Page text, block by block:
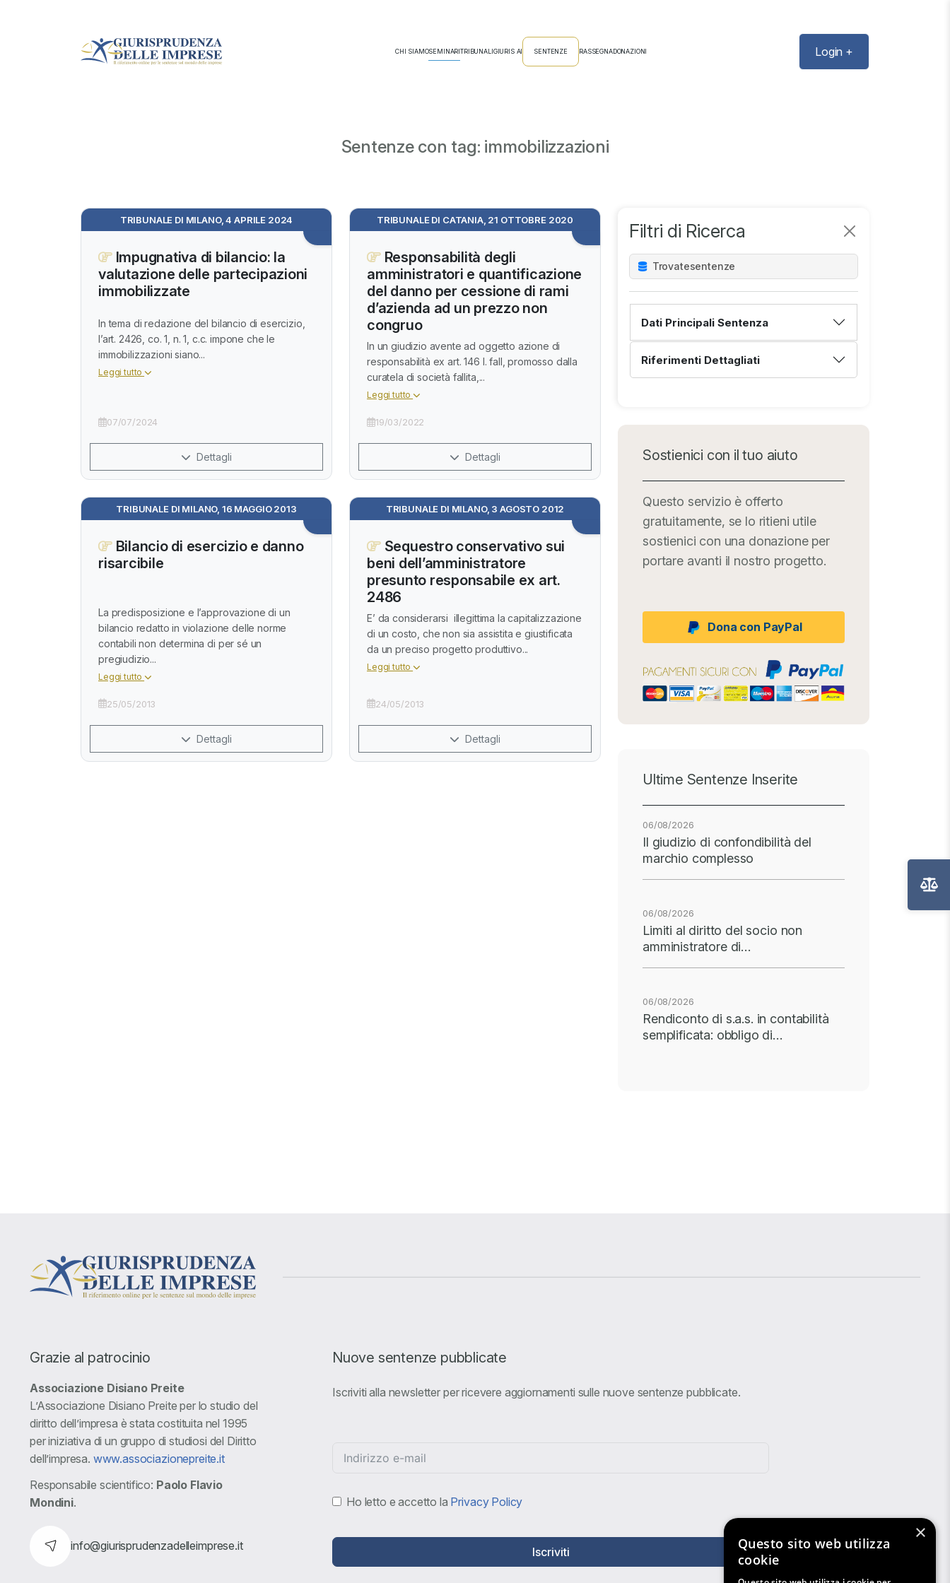
CHI SIAMOSEMINARITRIBUNALIGIURIS AI SENTENZE RASSEGNADONAZIONI Login +
Sentenze con tag: immobilizzazioni
Filtri di Ricerca
Trovatesentenze
Dati Principali Sentenza
Riferimenti Dettagliati
Sostienici con il tuo aiuto
Questo servizio è offerto
gratuitamente, se lo ritieni utile
sostienici con una donazione per
portare avanti il nostro progetto.
Dona con PayPal
Ultime Sentenze Inserite
06/08/2026
Il giudizio di confondibilità del
marchio complesso
06/08/2026
Limiti al diritto del socio non
amministratore di…
06/08/2026
Rendiconto di s.a.s. in contabilità
semplificata: obbligo di…
TRIBUNALE DI MILANO, 4 APRILE 2024
Impugnativa di bilancio: la
valutazione delle partecipazioni
immobilizzate
In tema di redazione del bilancio di esercizio,
l’art. 2426, co. 1, n. 1, c.c. impone che le
immobilizzazioni siano...
Leggi tutto
07/07/2024
Dettagli
TRIBUNALE DI CATANIA, 21 OTTOBRE 2020
Responsabilità degli
amministratori e quantificazione
del danno per cessione di rami
d’azienda ad un prezzo non
congruo
In un giudizio avente ad oggetto azione di
responsabilità ex art. 146 l. fall, promosso dalla
curatela di società fallita,...
Leggi tutto
19/03/2022
Dettagli
TRIBUNALE DI MILANO, 16 MAGGIO 2013
Bilancio di esercizio e danno
risarcibile
La predisposizione e l’approvazione di un
bilancio redatto in violazione delle norme
contabili non determina di per sé un
pregiudizio...
Leggi tutto
25/05/2013
Dettagli
TRIBUNALE DI MILANO, 3 AGOSTO 2012
Sequestro conservativo sui
beni dell’amministratore
presunto responsabile ex art.
2486
E’ da considerarsi illegittima la capitalizzazione
di un costo, che non sia assistita e giustificata
da un preciso progetto produttivo...
Leggi tutto
24/05/2013
Dettagli
Grazie al patrocinio
Associazione Disiano Preite
L’Associazione Disiano Preite per lo studio del
diritto dell’impresa è stata costituita nel 1995
per iniziativa di un gruppo di studiosi del Diritto
dell’impresa. www.associazionepreite.it
Responsabile scientifico: Paolo Flavio
Mondini.
info@giurisprudenzadelleimprese.it
Nuove sentenze pubblicate
Iscriviti alla newsletter per ricevere aggiornamenti sulle nuove sentenze pubblicate.
Ho letto e accetto la Privacy Policy
Iscriviti
×
Questo sito web utilizza
cookie